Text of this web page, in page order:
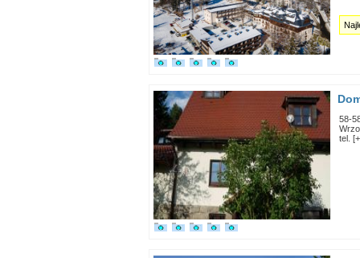
58-
tel.